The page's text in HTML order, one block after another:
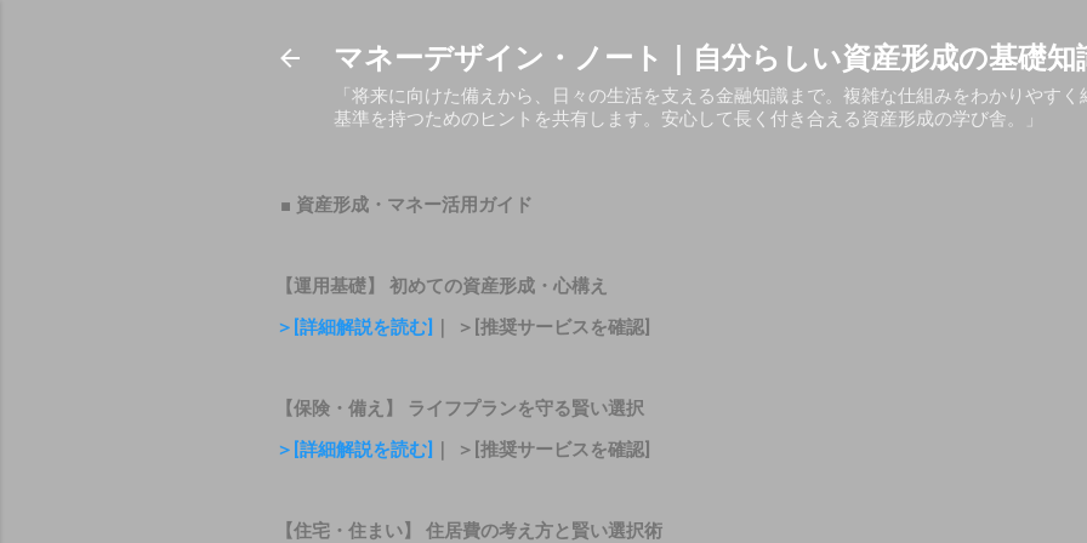
マネーデザイン・ノート｜自分らしい資産形成の基礎知
「将来に向けた備えから、日々の生活を支える金融知識まで。複雑な仕組みをわかりやす
基準を持つためのヒントを共有します。安心して長く付き合える資産形成の学び舎。」
■ 資産形成・マネー活用ガイド
【運用基礎】 初めての資産形成・心構え
＞[詳細解説を読む]
｜ ＞[推奨サービスを確認]
【保険・備え】 ライフプランを守る賢い選択
＞[詳細解説を読む]
｜ ＞[推奨サービスを確認]
【住宅・住まい】 住居費の考え方と賢い選択術